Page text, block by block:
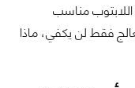
مناسب
فقط لن يكفي، ماذا